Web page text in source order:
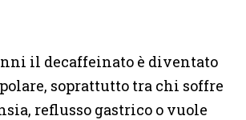
il decaffeinato è diventato
soprattutto tra chi soffre
reflusso gastrico o vuole